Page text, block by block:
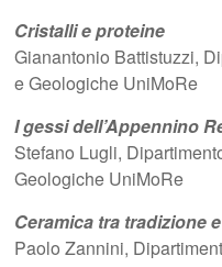
Cristalli e proteine
Gianantonio Battistuzzi,
e Geologiche UniMoRe
I gessi dell’Appennino
Stefano Lugli,
Geologiche UniMoRe
Ceramica tra tradizione
Paolo Zannini,